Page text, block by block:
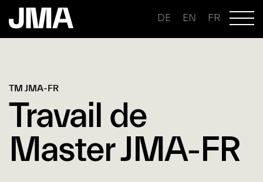
DE EN FR
TM JMA-FR
Travail de
Master JMA-FR